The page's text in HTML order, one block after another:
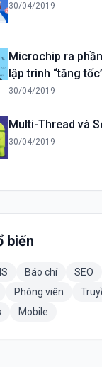
30/04/2019
Microchip ra
lập trình “tăng
30/04/2019
Multi-Thread và
30/04/2019
biến
Báo chí SEO
Phóng viên
Mobile